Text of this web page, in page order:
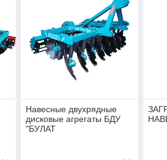
Навесные двухрядные
дисковые агрегаты БДУ
"БУЛАТ